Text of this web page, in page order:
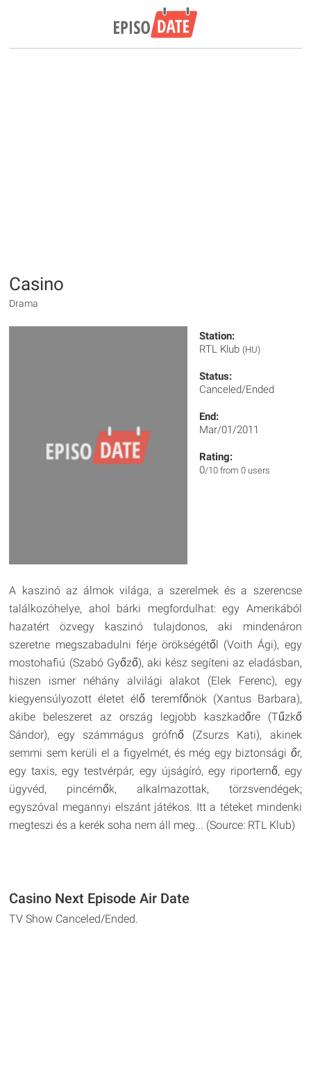
Casino
Drama
Station:
RTL Klub (HU)
Status:
Canceled/Ended
End:
Mar/01/2011
Rating:
0/10 from 0 users
A kaszinó az álmok világa, a szerelmek és a szerencse
találkozóhelye, ahol bárki megfordulhat: egy Amerikából
hazatért özvegy kaszinó tulajdonos, aki mindenáron
szeretne megszabadulni férje örökségétől (Voith Ági), egy
mostohafiú (Szabó Győző), aki kész segíteni az eladásban,
hiszen ismer néhány alvilági alakot (Elek Ferenc), egy
kiegyensúlyozott életet élő teremfőnök (Xantus Barbara),
akibe beleszeret az ország legjobb kaszkadőre (Tűzkő
Sándor), egy számmágus grófnő (Zsurzs Kati), akinek
semmi sem kerüli el a figyelmét, és még egy biztonsági őr,
egy taxis, egy testvérpár, egy újságíró, egy riporternő, egy
ügyvéd, pincérnők, alkalmazottak, törzsvendégek;
egyszóval megannyi elszánt játékos. Itt a téteket mindenki
megteszi és a kerék soha nem áll meg... (Source: RTL Klub)
Casino Next Episode Air Date
TV Show Canceled/Ended.